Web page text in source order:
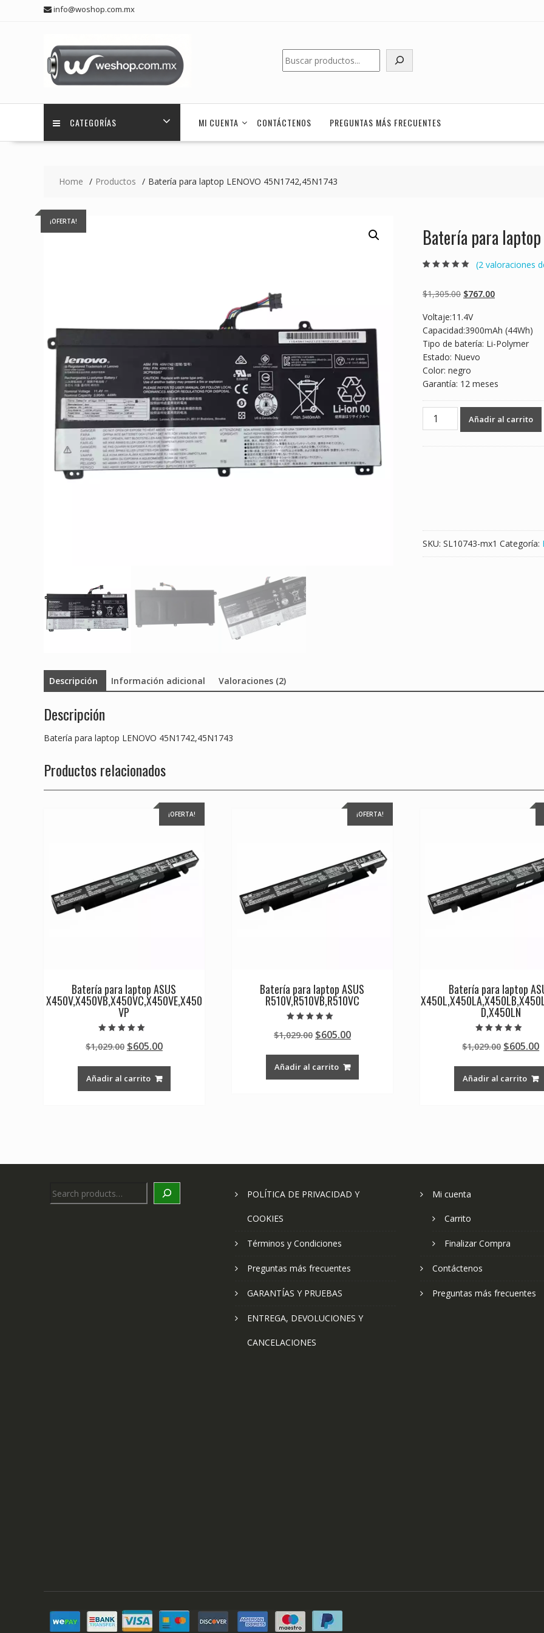
info@woshop.com.mx
Buscar
CATEGORÍAS MI CUENTA CONTÁCTENOS PREGUNTAS MÁS FRECUENTES
Home Productos Batería para laptop LENOVO 45N1742,45N1743
¡OFERTA!
Batería para laptop
basado en
puntuaciones
(2 valoraciones
$1,305.00 Original
was:
$1,305.00.
$767.00Current
$767.00.
Voltaje:11.4V
Capacidad:3900mAh (44Wh)
Tipo de batería: Li-Polymer
Estado: Nuevo
Color: negro
Garantía: 12 meses
Batería
para
Añadir al carrito
SKU: SL10743-mx1 Categoría:
Descripción Información adicional Valoraciones (2)
Descripción
Batería para laptop LENOVO 45N1742,45N1743
Productos relacionados
¡OFERTA!
Batería para laptop ASUS
X450V,X450VB,X450VC,X450VE,X450
VP
5.00
de 5
$1,029.00 Original
was:
$1,029.00.
$605.00Current
$605.00.
Añadir al carrito
¡OFERTA!
Batería para laptop ASUS
R510V,R510VB,R510VC
5.00
de 5
$1,029.00 Original
was:
$1,029.00.
$605.00Current
$605.00.
Añadir al carrito
Batería para laptop
D,X450LN
5.00
de 5
$1,029.00 Original
was:
$1,029.00.
$605.00
Añadir al carrito
Search
POLÍTICA DE PRIVACIDAD Y
COOKIES
Términos y Condiciones
Preguntas más frecuentes
GARANTÍAS Y PRUEBAS
ENTREGA, DEVOLUCIONES Y
CANCELACIONES
Mi cuenta
Carrito
Finalizar Compra
Contáctenos
Preguntas más frecuentes